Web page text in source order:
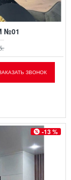
№01
ЗВОНОК
-13 %